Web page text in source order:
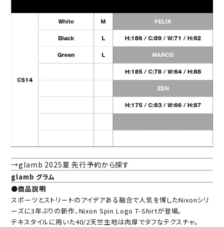
→glamb 2025夏 先行予約から探す
glamb グラム
●商品説明
スポーツとストリートのアイデアある融合で人気を博したNixonシリ
ーズに3年ぶりの新作、Nixon Spin Logo T-Shirtが登場。
テキスタイルに用いた40/2天竺生地は肉厚でタフなテクスチャ。